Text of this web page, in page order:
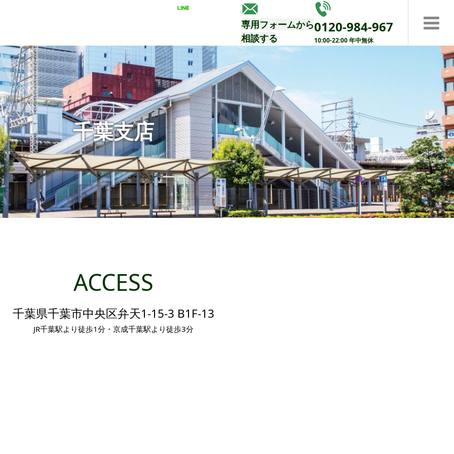
専用フォームから
相談する
0120-984-967
10:00-22:00 年中無休
千葉支店
ACCESS
千葉県千葉市中央区弁天1-15-3 B1F-13
JR千葉駅より徒歩1分・京成千葉駅より徒歩3分